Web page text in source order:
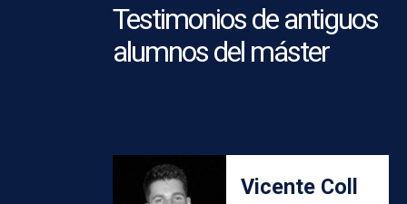
Testimonios de antiguos
alumnos del máster
Vicente Coll